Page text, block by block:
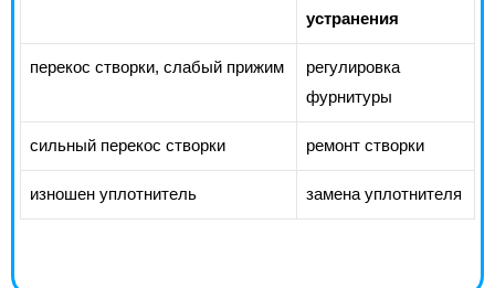
устранения
перекос створки, слабый прижим
регулировка
фурнитуры
сильный перекос створки ремонт створки
изношен уплотнитель замена уплотнителя